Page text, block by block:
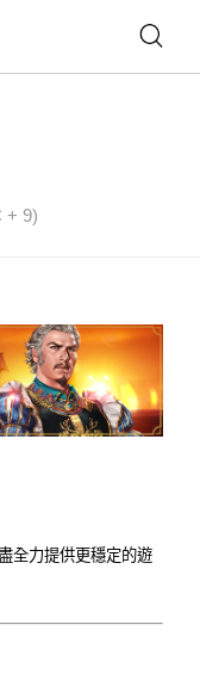
+ 9)
全力提供更穩定的遊